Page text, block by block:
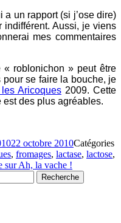
un rapport (si j’ose dire)
Aussi, je viens
mes commentaires
roblonichon » peut être
se faire la bouche, je
Aricoques 2009. Cette
des plus agréables.
22 octobre 2010Catégories
, fromages, lactase, lactose,
sur Ah, la vache !
Recherche